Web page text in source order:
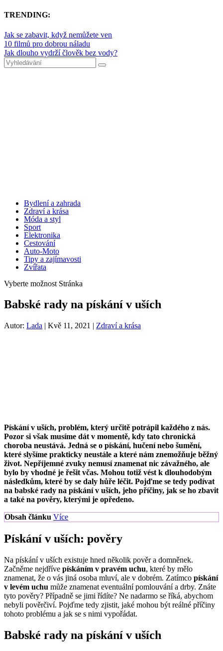
TRENDING:
Jak se zabavit, když nemůžete ven
10 filmů pro dobrou náladu
Jak dlouho vydrží člověk bez vody?
Bydlení a zahrada
Zdraví a krása
Móda a styl
Sport
Elektronika
Cestování
Auto-Moto
Tipy a zajímavosti
Zvířata
Vyberte možnost Stránka
Babské rady na pískání v uších
Autor: Lada | Kvě 11, 2021 | Zdraví a krása
Pískání v uších, problém, který určitě potrápil každého z nás.
Pozor si však musíme dát v momentě, kdy tato chronická
choroba neustává. Jedná se o pískání, hučení nebo šumění,
které slyšíme prakticky neustále a které nám znemožňuje běžný
život. Nepříjemné zvuky nemusí znamenat nic závažného, ale
bylo by vhodné je řešit včas. Mohou totiž vést k dlouhodobým
následkům, které by se daly hůře léčit. Pojďme se tedy podívat
na babské rady na pískání v uších, jeho příčiny, jak se ho zbavit
a také na pověry, kterými je opředeno.
Obsah článku Více
Pískání v uších: pověry
Na pískání v uších existuje hned několik pověr a domněnek.
Začněme nejdříve pískáním v pravém uchu, které by mělo
znamenat, že o vás jiná osoba mluví, ale v dobrém. Zatímco pískání
v levém uchu může znamenat eventuální pomlouvání a drby. Znáte
tyto pověry? Případně se jimi řídíte? Ne nadarmo se říká, abychom
nebyli pověrčiví. Pojďme tedy zjistit, jaké mohou být reálné příčiny
tohoto problému a jak se s nimi vypořádat.
Babské rady na pískání v uších